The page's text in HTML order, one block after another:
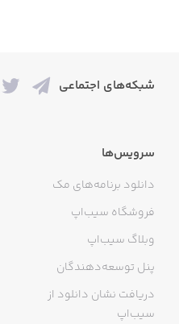
شبکه‌های اجتماعی
سرویس‌ها
دانلود برنامه‌های مک
فروشگاه سیب‌اپ
وبلاگ سیب‌اپ
پنل توسعه‌دهندگان
دریافت نشان دانلود از
سیب‌اپ